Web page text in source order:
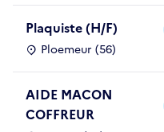
Plaquiste (H/F)
Ploemeur (56)
AIDE MACON
COFFREUR